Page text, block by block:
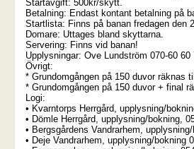
Startavgift: 500kr/skytt.
Betalning: Endast kontant betalning på
Startlista: Finns på banan fredagen den
Domare: Uttages bland skyttarna.
Servering: Finns vid banan!
Upplysningar: Ove Lundström 070-60 60
Övrigt:
* Grundomgången på 150 duvor räknas
* Grundomgången på 150 duvor + final
Logi:
• Kvarntorps Herrgård, upplysning/
• Dömle Herrgård, upplysning/bokning,
• Bergsgårdens Vandrarhem,
• Deje Vandrarhem, upplysning/bokning